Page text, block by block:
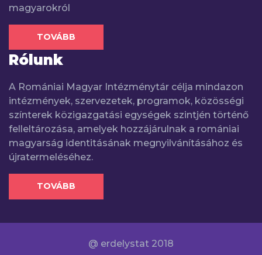
magyarokról
TOVÁBB
Rólunk
A Romániai Magyar Intézménytár célja mindazon
intézmények, szervezetek, programok, közösségi
színterek közigazgatási egységek szintjén történő
felleltározása, amelyek hozzájárulnak a romániai
magyarság identitásának megnyilvánításához és
újratermeléséhez.
TOVÁBB
@ erdelystat 2018